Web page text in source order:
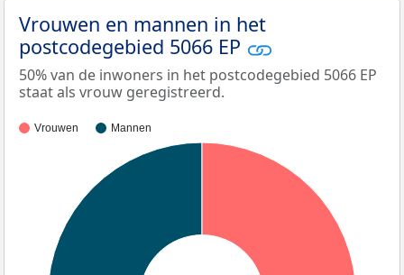
Vrouwen en mannen in het
postcodegebied 5066 EP
50% van de inwoners in het postcodegebied 5066 EP
staat als vrouw geregistreerd.
Vrouwen Mannen